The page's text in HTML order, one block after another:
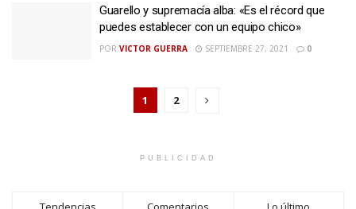
Guarello y supremacía alba: «Es el récord que
puedes establecer con un equipo chico»
POR VICTOR GUERRA SEPTIEMBRE 27, 2021 0
1 2
PUBLICIDAD